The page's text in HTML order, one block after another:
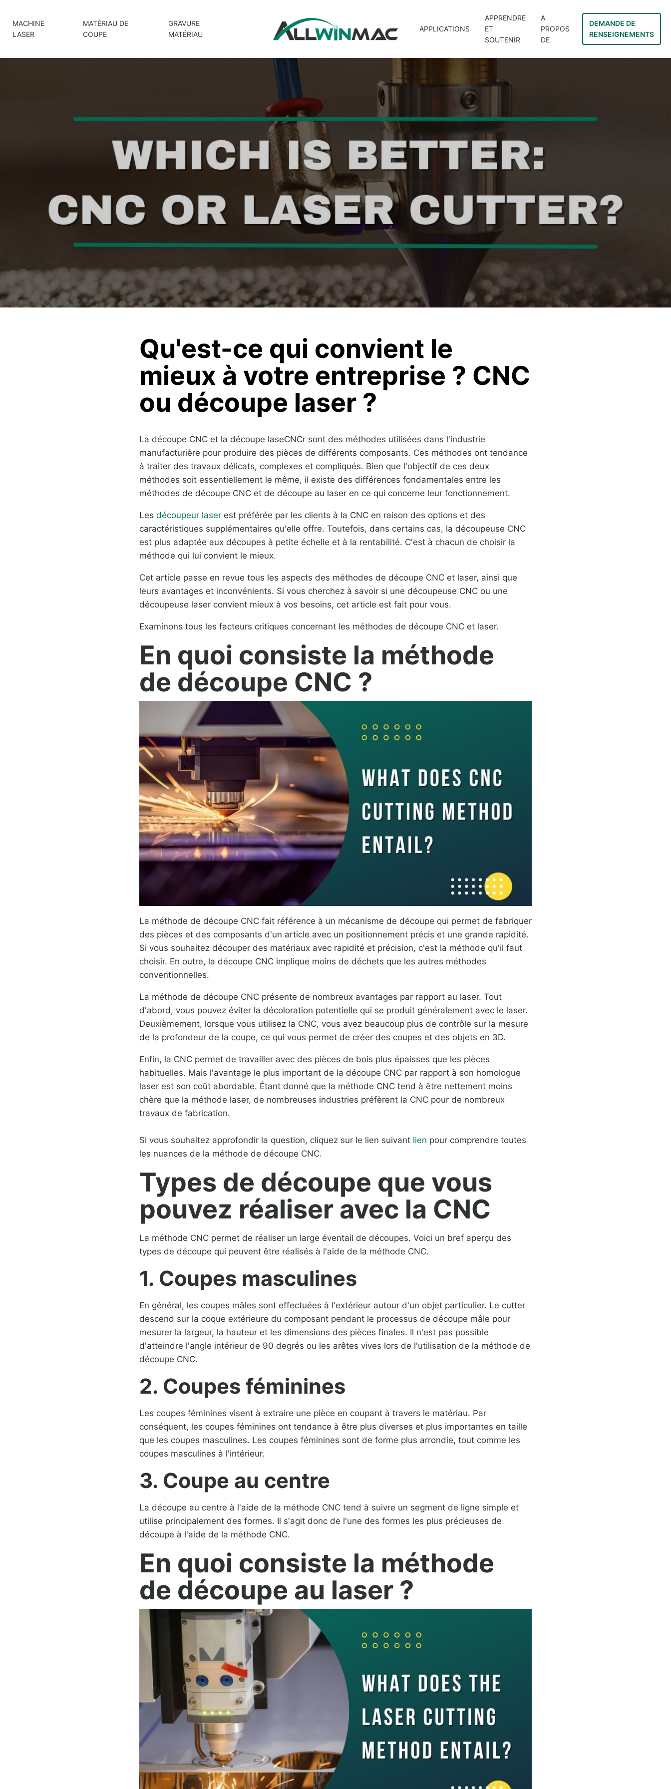
MACHINE
LASER
MATÉRIAU DE
COUPE
GRAVURE
MATÉRIAU
APPLICATIONS
APPRENDRE
ET
SOUTENIR
A
PROPOS
DE
DEMANDE DE
RENSEIGNEMENTS
Qu'est-ce qui convient le
mieux à votre entreprise ? CNC
ou découpe laser ?
La découpe CNC et la découpe laseCNCr sont des méthodes utilisées dans l'industrie
manufacturière pour produire des pièces de différents composants. Ces méthodes ont tendance
à traiter des travaux délicats, complexes et compliqués. Bien que l'objectif de ces deux
méthodes soit essentiellement le même, il existe des différences fondamentales entre les
méthodes de découpe CNC et de découpe au laser en ce qui concerne leur fonctionnement.
Les découpeur laserest préférée par les clients à la CNC en raison des options et des
caractéristiques supplémentaires qu'elle offre. Toutefois, dans certains cas, la découpeuse CNC
est plus adaptée aux découpes à petite échelle et à la rentabilité. C'est à chacun de choisir la
méthode qui lui convient le mieux.
Cet article passe en revue tous les aspects des méthodes de découpe CNC et laser, ainsi que
leurs avantages et inconvénients. Si vous cherchez à savoir si une découpeuse CNC ou une
découpeuse laser convient mieux à vos besoins, cet article est fait pour vous.
Examinons tous les facteurs critiques concernant les méthodes de découpe CNC et laser.
En quoi consiste la méthode
de découpe CNC ?
La méthode de découpe CNC fait référence à un mécanisme de découpe qui permet de fabriquer
des pièces et des composants d'un article avec un positionnement précis et une grande rapidité.
Si vous souhaitez découper des matériaux avec rapidité et précision, c'est la méthode qu'il faut
choisir. En outre, la découpe CNC implique moins de déchets que les autres méthodes
conventionnelles.
La méthode de découpe CNC présente de nombreux avantages par rapport au laser. Tout
d'abord, vous pouvez éviter la décoloration potentielle qui se produit généralement avec le laser.
Deuxièmement, lorsque vous utilisez la CNC, vous avez beaucoup plus de contrôle sur la mesure
de la profondeur de la coupe, ce qui vous permet de créer des coupes et des objets en 3D.
Enfin, la CNC permet de travailler avec des pièces de bois plus épaisses que les pièces
habituelles. Mais l'avantage le plus important de la découpe CNC par rapport à son homologue
laser est son coût abordable. Étant donné que la méthode CNC tend à être nettement moins
chère que la méthode laser, de nombreuses industries préfèrent la CNC pour de nombreux
travaux de fabrication.
Si vous souhaitez approfondir la question, cliquez sur le lien suivant lien pour comprendre toutes
les nuances de la méthode de découpe CNC.
Types de découpe que vous
pouvez réaliser avec la CNC
La méthode CNC permet de réaliser un large éventail de découpes. Voici un bref aperçu des
types de découpe qui peuvent être réalisés à l'aide de la méthode CNC.
1. Coupes masculines
En général, les coupes mâles sont effectuées à l'extérieur autour d'un objet particulier. Le cutter
descend sur la coque extérieure du composant pendant le processus de découpe mâle pour
mesurer la largeur, la hauteur et les dimensions des pièces finales. Il n'est pas possible
d'atteindre l'angle intérieur de 90 degrés ou les arêtes vives lors de l'utilisation de la méthode de
découpe CNC.
2. Coupes féminines
Les coupes féminines visent à extraire une pièce en coupant à travers le matériau. Par
conséquent, les coupes féminines ont tendance à être plus diverses et plus importantes en taille
que les coupes masculines. Les coupes féminines sont de forme plus arrondie, tout comme les
coupes masculines à l'intérieur.
3. Coupe au centre
La découpe au centre à l'aide de la méthode CNC tend à suivre un segment de ligne simple et
utilise principalement des formes. Il s'agit donc de l'une des formes les plus précieuses de
découpe à l'aide de la méthode CNC.
En quoi consiste la méthode
de découpe au laser ?